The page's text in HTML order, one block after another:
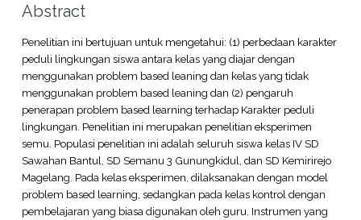
Abstract
Penelitian ini bertujuan untuk mengetahui: (1) perbedaan karakter
peduli lingkungan siswa antara kelas yang diajar dengan
menggunakan problem based leaning dan kelas yang tidak
menggunakan problem based leaning dan (2) pengaruh
penerapan problem based learning terhadap Karakter peduli
lingkungan. Penelitian ini merupakan penelitian eksperimen
semu. Populasi penelitian ini adalah seluruh siswa kelas IV SD
Sawahan Bantul, SD Semanu 3 Gunungkidul, dan SD Kemirirejo
Magelang. Pada kelas eksperimen, dilaksanakan dengan model
problem based learning, sedangkan pada kelas kontrol dengan
pembelajaran yang biasa digunakan oleh guru. Instrumen yang